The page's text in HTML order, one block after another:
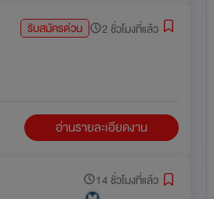
รับสมัครด่วน 2 ชั่วโมงที่แล้ว
อ่านรายละเอียดงาน
14 ชั่วโมงที่แล้ว